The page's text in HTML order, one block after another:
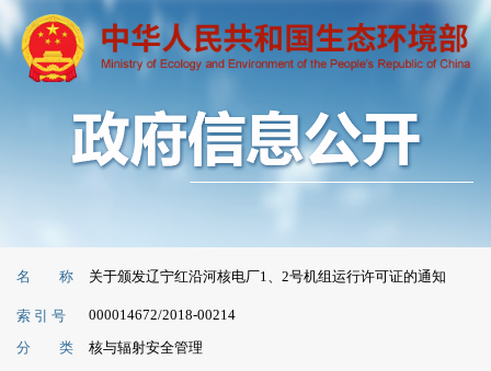
名 称 关于颁发辽宁红沿河核电厂1、2号机组运行许可证的通知
索 引 号 000014672/2018-00214
分 类 核与辐射安全管理